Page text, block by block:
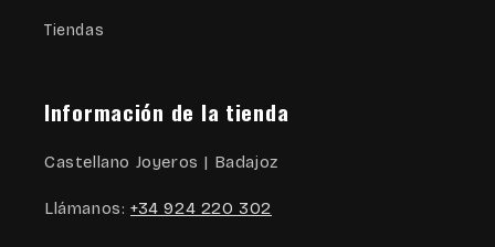
Tiendas
Información de la tienda
Castellano Joyeros | Badajoz
Llámanos: +34 924 220 302